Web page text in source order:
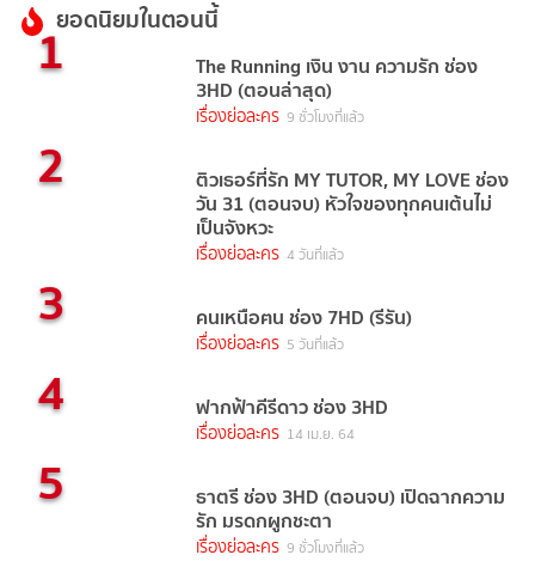
ยอดนิยมในตอนนี้
1 The Running เงิน งาน ความรัก ช่อง
3HD (ตอนล่าสุด)
เรื่องย่อละคร 9 ชั่วโมงที่แล้ว
2 ติวเธอร์ที่รัก MY TUTOR, MY LOVE ช่อง
วัน 31 (ตอนจบ) หัวใจของทุกคนเต้นไม่
เป็นจังหวะ
เรื่องย่อละคร 4 วันที่แล้ว
3 คนเหนือฅน ช่อง 7HD (รีรัน)
เรื่องย่อละคร 5 วันที่แล้ว
4 ฟากฟ้าคีรีดาว ช่อง 3HD
เรื่องย่อละคร 14 เม.ย. 64
5 ธาตรี ช่อง 3HD (ตอนจบ) เปิดฉากความ
รัก มรดกผูกชะตา
เรื่องย่อละคร 9 ชั่วโมงที่แล้ว